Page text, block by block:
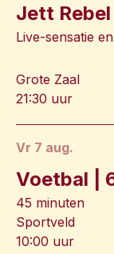
Jett Rebel
Live-sensatie
Grote Zaal
21:30 uur
vr 7 aug.
Voetbal |
45 minuten
Sportveld
10:00 uur